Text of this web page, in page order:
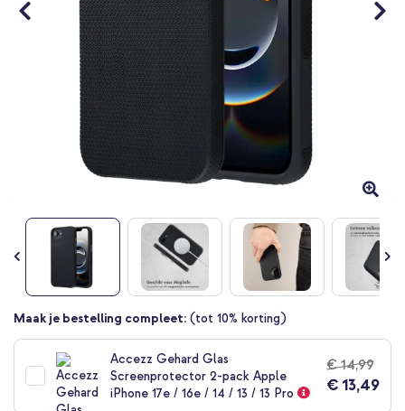
Ga
begin
van
Maak je bestelling compleet: (tot 10% korting)
Accezz Gehard Glas
Screenprotector 2-pack Apple
iPhone 17e / 16e / 14 / 13 / 13 Pro
€ 14,99
€ 13,49